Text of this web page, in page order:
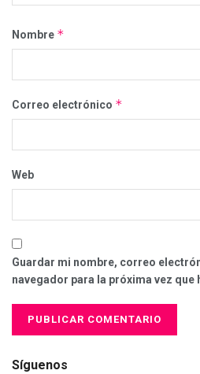
Nombre *
Correo electrónico *
Web
Guardar mi nombre, correo
navegador para la próxima vez que
Síguenos